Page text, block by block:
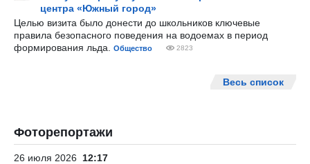
центра «Южный город»
Целью визита было донести до школьников ключевые
правила безопасного поведения на водоемах в период
формирования льда.
Общество 2823
Весь список
Фоторепортажи
26 июля 2026 12:17